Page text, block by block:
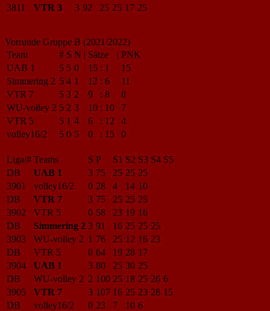
3811
VTR 3 3 92 25 25 17 25
Vorrunde Gruppe B (2021/2022)
Team
# S N | Sätze | PNK
UAB 1
5 5 0 15 : 1
15
Simmering 2 5 4 1 12 : 6
11
VTR 7
5 3 2 9 : 8
8
WU-volley 2 5 2 3 10 : 10
7
VTR 5
5 1 4 6 : 12
4
volley16/2
5 0 5 0 : 15 0
Liga/# Teams S P S1 S2 S3 S4 S5
DB
UAB 1 3 75 25 25 25
3901
volley16/2 0 28 4 14 10
DB
VTR 7 3 75 25 25 25
3902
VTR 5 0 58 23 19 16
DB
Simmering 2 3 91 16 25 25 25
3903
WU-volley 2 1 76 25 12 16 23
DB
VTR 5 0 64 19 28 17
3904
UAB 1 3 80 25 30 25
DB
WU-volley 2 2 100 25 18 25 26 6
3905
VTR 7 3 107 16 25 23 28 15
DB
volley16/2 0 23 7 10 6